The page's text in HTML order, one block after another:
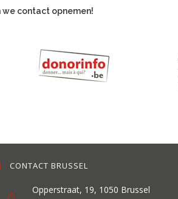
we contact opnemen!
CONTACT BRUSSEL
Opperstraat, 19, 1050 Brussel